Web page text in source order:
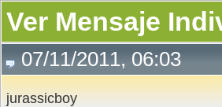
Ver Mensaje
07/11/2011, 06:03
jurassicboy